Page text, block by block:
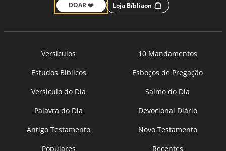
DOAR ❤️ Loja Bíbliaon
Versículos
10 Mandamentos
Estudos Bíblicos
Esboços de Pregação
Versículo do Dia
Salmo do Dia
Palavra do Dia
Devocional Diário
Antigo Testamento
Novo Testamento
Populares
Recentes